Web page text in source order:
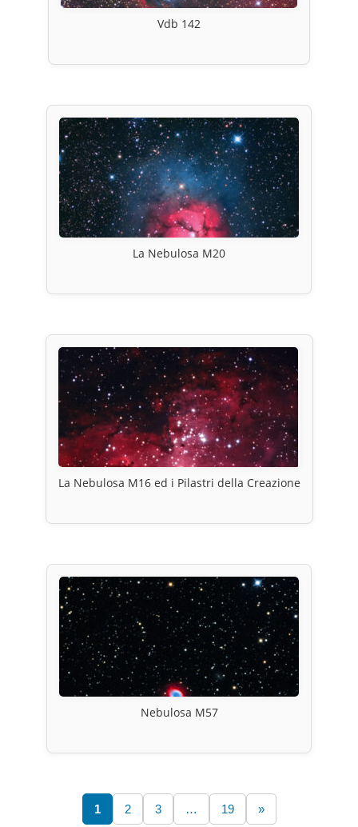
Vdb 142
La Nebulosa M20
La Nebulosa M16 ed i Pilastri della Creazione
Nebulosa M57
1 2 3 … 19 »